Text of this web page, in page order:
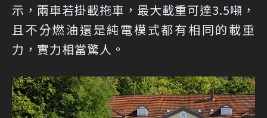
示，兩車若掛載拖車，最大載重可達3.5噸，
且不分燃油還是純電模式都有相同的載重
力，實力相當驚人。